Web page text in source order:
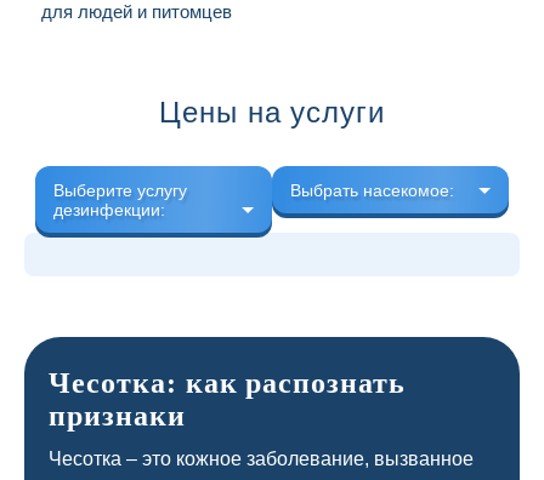
для людей и питомцев
Цены на услуги
Выберите услугу
дезинфекции:
Выбрать насекомое:
Чесотка: как распознать
признаки
Чесотка – это кожное заболевание, вызванное